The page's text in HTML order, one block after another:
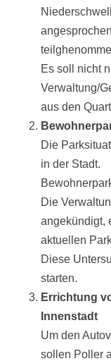
Es soll nicht
Verwaltung/
aus den
Die
in der Stadt.
Die
angekündigt,
aktuellen
Diese
starten.
Errichtung
Innenstadt
Um den
sollen Poller